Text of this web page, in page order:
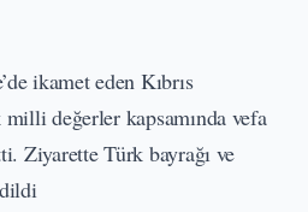
ikamet eden Kıbrıs
değerler kapsamında vefa
Ziyarette Türk bayrağı ve